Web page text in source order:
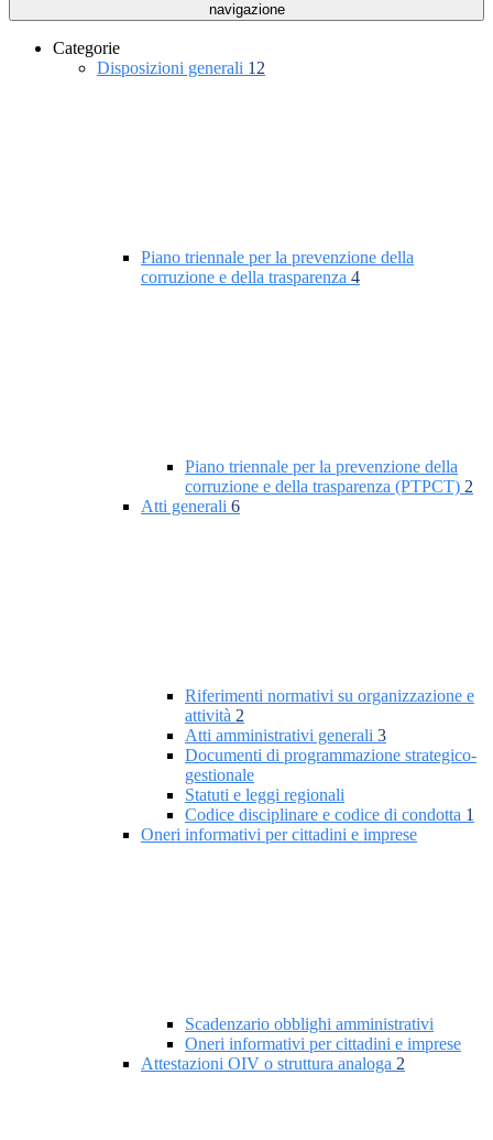
navigazione
Categorie
Disposizioni generali 12
Piano triennale per la prevenzione della
corruzione e della trasparenza 4
Piano triennale per la prevenzione della
corruzione e della trasparenza (PTPCT) 2
Atti generali 6
Riferimenti normativi su organizzazione e
attività 2
Atti amministrativi generali 3
Documenti di programmazione strategico-
gestionale
Statuti e leggi regionali
Codice disciplinare e codice di condotta 1
Oneri informativi per cittadini e imprese
Scadenzario obblighi amministrativi
Oneri informativi per cittadini e imprese
Attestazioni OIV o struttura analoga 2